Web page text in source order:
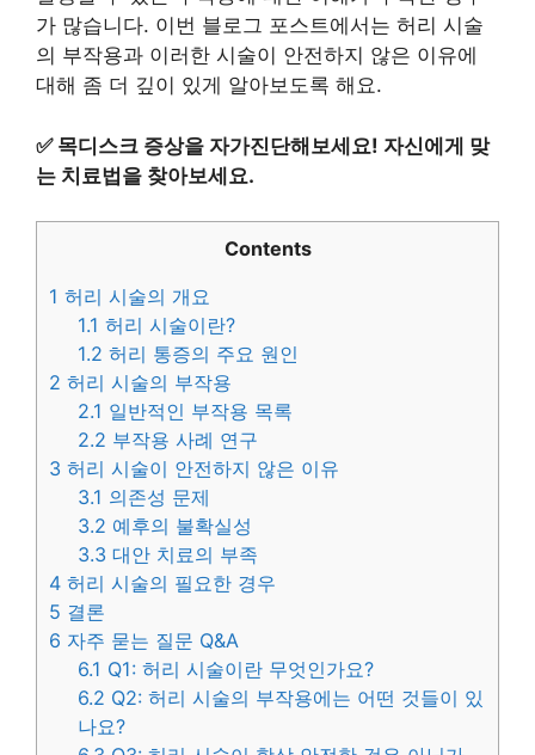
가 많습니다. 이번 블로그 포스트에서는 허리 시술
의 부작용과 이러한 시술이 안전하지 않은 이유에
대해 좀 더 깊이 있게 알아보도록 해요.
✅ 목디스크 증상을 자가진단해보세요! 자신에게 맞
는 치료법을 찾아보세요.
Contents
1 허리 시술의 개요
1.1 허리 시술이란?
1.2 허리 통증의 주요 원인
2 허리 시술의 부작용
2.1 일반적인 부작용 목록
2.2 부작용 사례 연구
3 허리 시술이 안전하지 않은 이유
3.1 의존성 문제
3.2 예후의 불확실성
3.3 대안 치료의 부족
4 허리 시술의 필요한 경우
5 결론
6 자주 묻는 질문 Q&A
6.1 Q1: 허리 시술이란 무엇인가요?
6.2 Q2: 허리 시술의 부작용에는 어떤 것들이 있
나요?